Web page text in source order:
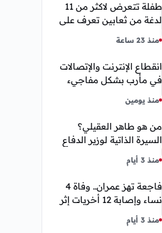
طفلة تتعرض لاكثر من 11
لدغة من ثعابين تعرف على
العريقي
منذ 23 ساعة
انقطاع الإنترنت والإتصالات
في مأرب بشكل مفاجيء
منذ يومين
من هو طاهر العقيلي؟
السيرة الذاتية لوزير الدفاع
اليمني الجديد وأبرز
مناصبه
منذ 3 أيام
فاجعة تهز عمران.. وفاة 4
نساء وإصابة 12 أخريات إثر
صاعقة رعدية خلال مناسبة
اجتماعية
منذ 3 أيام